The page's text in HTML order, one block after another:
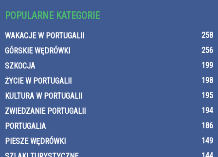
POPULARNE KATEGORIE
WAKACJE W PORTUGALII
258
GÓRSKIE WĘDRÓWKI
256
SZKOCJA
199
ŻYCIE W PORTUGALII
198
KULTURA W PORTUGALII
195
ZWIEDZANIE PORTUGALII
194
PORTUGALIA
186
PIESZE WĘDRÓWKI
149